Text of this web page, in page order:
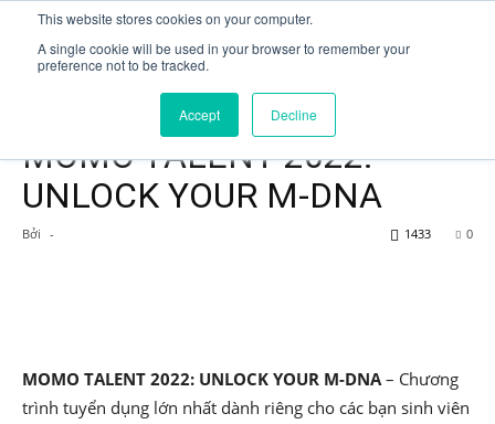
This website stores cookies on your computer.
A single cookie will be used in your browser to remember your
preference not to be tracked.
Accept Decline
MOMO TALENT 2022:
UNLOCK YOUR M-DNA
Bởi - 0
1433
MOMO TALENT 2022: UNLOCK YOUR M-DNA– Chương
trình tuyển dụng lớn nhất dành riêng cho các bạn sinh viên